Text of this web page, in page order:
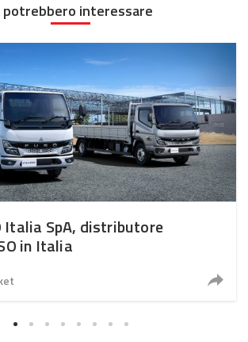
potrebbero interessare
Italia SpA, distributore
in Italia